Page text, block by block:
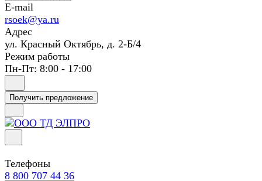
E-mail
rsoek@ya.ru
Адрес
ул. Красный Октябрь, д. 2-Б/4
Режим работы
Пн-Пт: 8:00 - 17:00
Получить предложение
Телефоны
8 800 707 44 36